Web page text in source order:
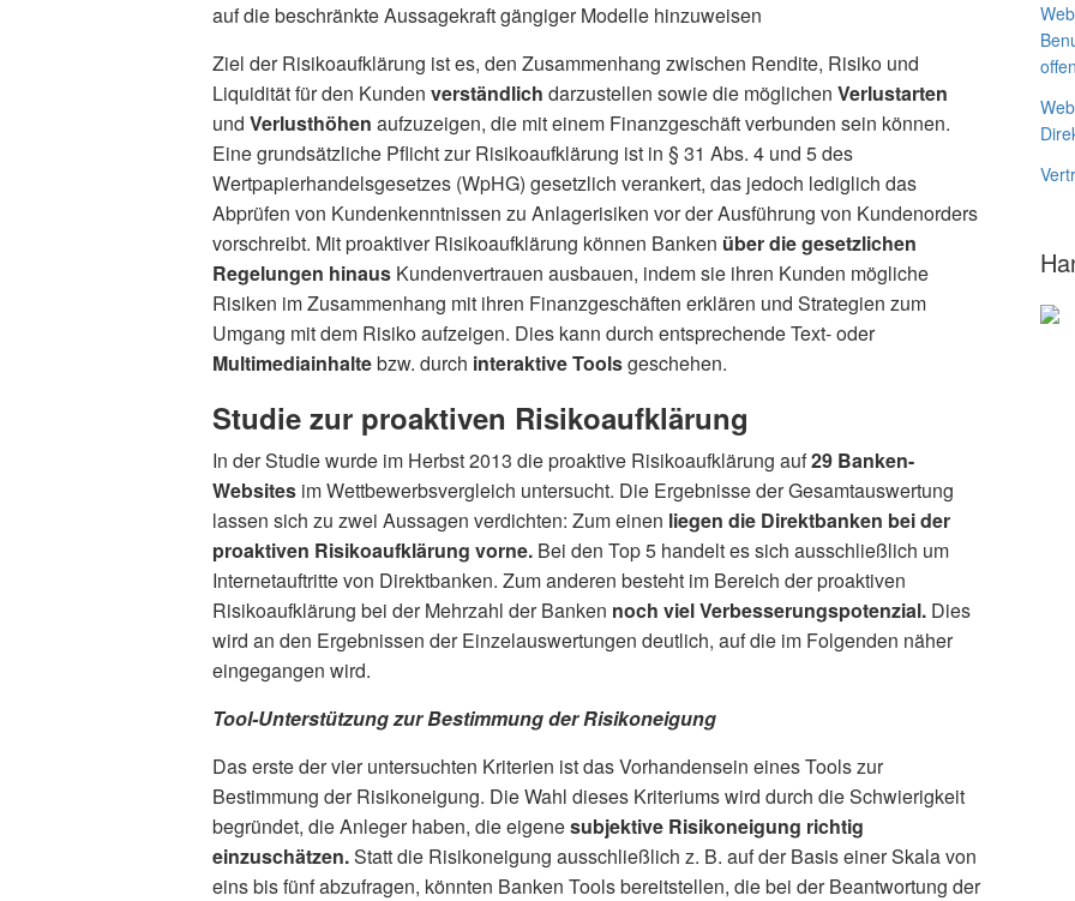
auf die beschränkte Aussagekraft gängiger Modelle hinzuweisen
Ziel der Risikoaufklärung ist es, den Zusammenhang zwischen Rendite, Risiko und
Liquidität für den Kunden verständlich darzustellen sowie die möglichen Verlustarten
und Verlusthöhen aufzuzeigen, die mit einem Finanzgeschäft verbunden sein können.
Eine grundsätzliche Pflicht zur Risikoaufklärung ist in § 31 Abs. 4 und 5 des
Wertpapierhandelsgesetzes (WpHG) gesetzlich verankert, das jedoch lediglich das
Abprüfen von Kundenkenntnissen zu Anlagerisiken vor der Ausführung von Kundenorders
vorschreibt. Mit proaktiver Risikoaufklärung können Banken über die gesetzlichen
Regelungen hinaus Kundenvertrauen ausbauen, indem sie ihren Kunden mögliche
Risiken im Zusammenhang mit ihren Finanzgeschäften erklären und Strategien zum
Umgang mit dem Risiko aufzeigen. Dies kann durch entsprechende Text- oder
Multimediainhaltebzw. durch interaktive Toolsgeschehen.
Studie zur proaktiven Risikoaufklärung
In der Studie wurde im Herbst 2013 die proaktive Risikoaufklärung auf29 Banken-
Websites im Wettbewerbsvergleich untersucht. Die Ergebnisse der Gesamtauswertung
lassen sich zu zwei Aussagen verdichten: Zum einen liegen die Direktbanken bei der
proaktiven Risikoaufklärung vorne. Bei den Top 5 handelt es sich ausschließlich um
Internetauftritte von Direktbanken. Zum anderen besteht im Bereich der proaktiven
Risikoaufklärung bei der Mehrzahl der Banken noch viel Verbesserungspotenzial. Dies
wird an den Ergebnissen der Einzelauswertungen deutlich, auf die im Folgenden näher
eingegangen wird.
Tool-Unterstützung zur Bestimmung der Risikoneigung
Das erste der vier untersuchten Kriterien ist das Vorhandensein eines Tools zur
Bestimmung der Risikoneigung. Die Wahl dieses Kriteriums wird durch die Schwierigkeit
begründet, die Anleger haben, die eigenesubjektive Risikoneigung richtig
einzuschätzen.Statt die Risikoneigung ausschließlich z. B. auf der Basis einer Skala von
eins bis fünf abzufragen, könnten Banken Tools bereitstellen, die bei der Beantwortung der
offen